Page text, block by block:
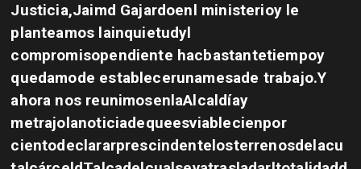
Justicia,Jaimd Gajardoenl ministerioy le
planteamos lainquietudyl
compromisopendiente hacbastantetiempoy
quedamode establecerunamesade trabajo.Y
ahora nos reunimosenlaAlcaldíay
metrajolanoticiadequeesviablecienpor
cientodeclararprescindentelosterrenosdelacu